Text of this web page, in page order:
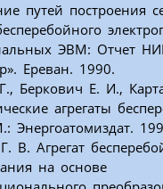
путей построения
ЭВМ: Отчет
Ереван. 1990.
Беркович Е. И.,
агрегаты
Энергоатомиздат.
В. Агрегат
на основе